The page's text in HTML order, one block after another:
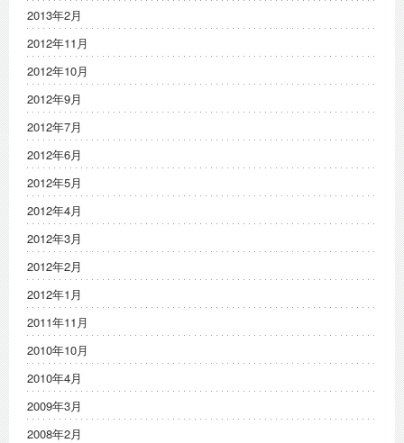
2013年2月
2012年11月
2012年10月
2012年9月
2012年7月
2012年6月
2012年5月
2012年4月
2012年3月
2012年2月
2012年1月
2011年11月
2010年10月
2010年4月
2009年3月
2008年2月